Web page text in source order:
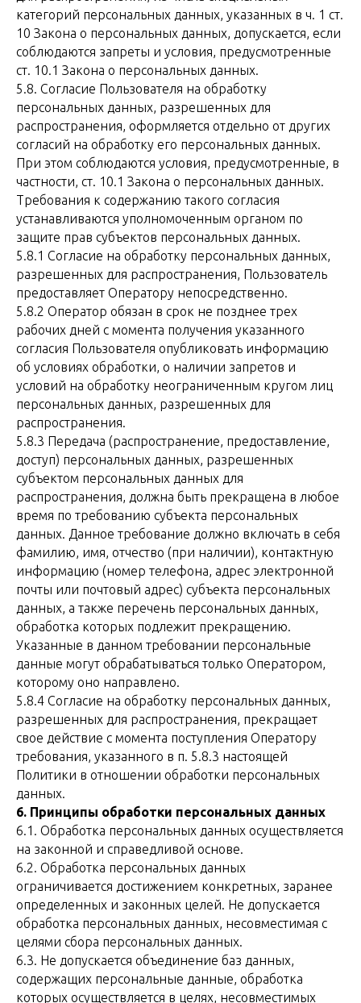
категорий персональных данных, указанных в ч. 1 ст.
10 Закона о персональных данных, допускается, если
соблюдаются запреты и условия, предусмотренные
ст. 10.1 Закона о персональных данных.
5.8. Согласие Пользователя на обработку
персональных данных, разрешенных для
распространения, оформляется отдельно от других
согласий на обработку его персональных данных.
При этом соблюдаются условия, предусмотренные, в
частности, ст. 10.1 Закона о персональных данных.
Требования к содержанию такого согласия
устанавливаются уполномоченным органом по
защите прав субъектов персональных данных.
5.8.1 Согласие на обработку персональных данных,
разрешенных для распространения, Пользователь
предоставляет Оператору непосредственно.
5.8.2 Оператор обязан в срок не позднее трех
рабочих дней с момента получения указанного
согласия Пользователя опубликовать информацию
об условиях обработки, о наличии запретов и
условий на обработку неограниченным кругом лиц
персональных данных, разрешенных для
распространения.
5.8.3 Передача (распространение, предоставление,
доступ) персональных данных, разрешенных
субъектом персональных данных для
распространения, должна быть прекращена в любое
время по требованию субъекта персональных
данных. Данное требование должно включать в себя
фамилию, имя, отчество (при наличии), контактную
информацию (номер телефона, адрес электронной
почты или почтовый адрес) субъекта персональных
данных, а также перечень персональных данных,
обработка которых подлежит прекращению.
Указанные в данном требовании персональные
данные могут обрабатываться только Оператором,
которому оно направлено.
5.8.4 Согласие на обработку персональных данных,
разрешенных для распространения, прекращает
свое действие с момента поступления Оператору
требования, указанного в п. 5.8.3 настоящей
Политики в отношении обработки персональных
данных.
6. Принципы обработки персональных данных
6.1. Обработка персональных данных осуществляется
на законной и справедливой основе.
6.2. Обработка персональных данных
ограничивается достижением конкретных, заранее
определенных и законных целей. Не допускается
обработка персональных данных, несовместимая с
целями сбора персональных данных.
6.3. Не допускается объединение баз данных,
содержащих персональные данные, обработка
которых осуществляется в целях, несовместимых